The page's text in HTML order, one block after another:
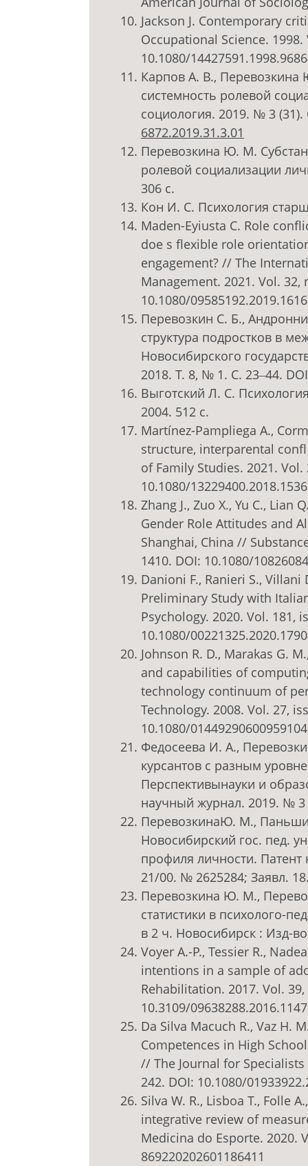
Jackson J. Contemporary
Occupational Science. 1998.
10.1080/
Карпов А. В., Перевозкина
системность ролевой
социология. 2019. № 3
6872.2019.31.3.01
Перевозкина Ю. М.
ролевой социализации
306 с.
Кон И. С. Психология
Maden-Eyiusta C. Role
doe s flexible role
engagement? // The
Management. 2021. Vol. 32,
10.1080/
Перевозкин С. Б.,
структура подростков в
Новосибирского
2018. Т. 8, № 1. С. 23‒44.
Выготский Л. С.
2004. 512 с.
Martínez-Pampliega A.,
structure, interparental
of Family Studies. 2021. Vol.
10.1080/
Zhang J., Zuo X., Yu C., Lian
Gender Role Attitudes and
Shanghai, China //
1410. DOI: 10.1080/
Danioni F., Ranieri S.,
Preliminary Study with
Psychology. 2020. Vol. 181,
10.1080/
Johnson R. D., Marakas G.
and capabilities of
technology continuum of
Technology. 2008. Vol. 27,
10.1080/01449290600959104
Федосеева И. А.,
курсантов с разным
Перспективынауки и
научный журнал. 2019. № 3
ПеревозкинаЮ. М.,
Новосибирский гос. пед.
профиля личности.
21/00. № 2625284; Заявл.
Перевозкина Ю. М.,
статистики в психолого-
в 2 ч. Новосибирск : Изд-
Voyer A.-P., Tessier R.,
intentions in a sample of
Rehabilitation. 2017. Vol. 39,
10.3109/
Da Silva Macuch R., Vaz H.
Competences in High
// The Journal for Specialists
242. DOI: 10.1080/
Silva W. R., Lisboa T., Folle
integrative review of
Medicina do Esporte. 2020.
869220202601186411